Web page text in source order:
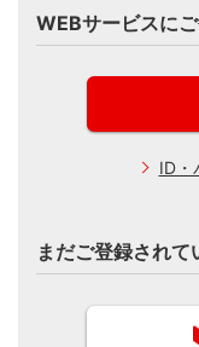
WEBサービスに
ID・
まだご登録されて